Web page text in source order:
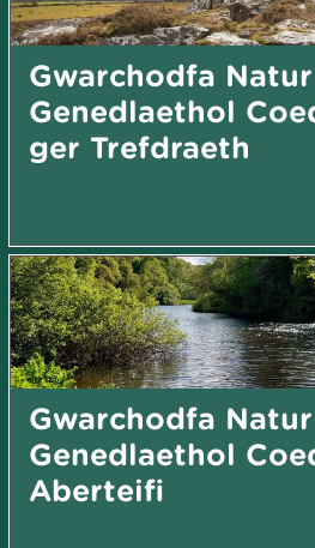
Gwarchodfa Natur
Genedlaethol
ger Trefdraeth
Gwarchodfa Natur
Genedlaethol
Aberteifi